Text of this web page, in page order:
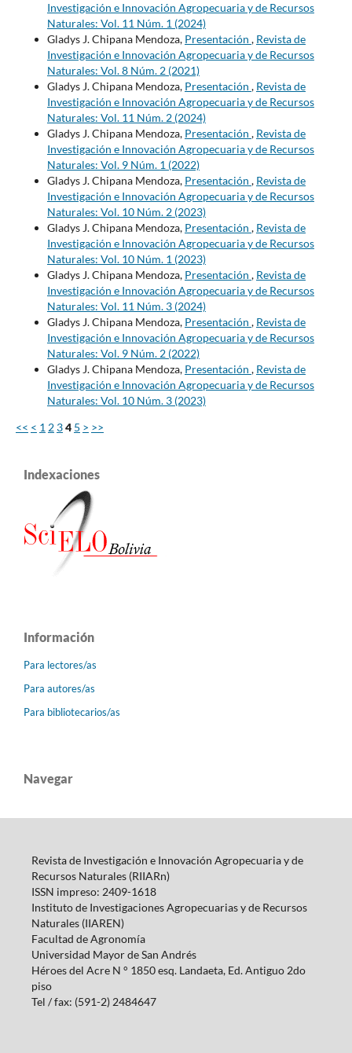
Investigación e Innovación Agropecuaria y de Recursos
Naturales: Vol. 11 Núm. 1 (2024)
Gladys J. Chipana Mendoza, Presentación , Revista de
Investigación e Innovación Agropecuaria y de Recursos
Naturales: Vol. 8 Núm. 2 (2021)
Gladys J. Chipana Mendoza, Presentación , Revista de
Investigación e Innovación Agropecuaria y de Recursos
Naturales: Vol. 11 Núm. 2 (2024)
Gladys J. Chipana Mendoza, Presentación , Revista de
Investigación e Innovación Agropecuaria y de Recursos
Naturales: Vol. 9 Núm. 1 (2022)
Gladys J. Chipana Mendoza, Presentación , Revista de
Investigación e Innovación Agropecuaria y de Recursos
Naturales: Vol. 10 Núm. 2 (2023)
Gladys J. Chipana Mendoza, Presentación , Revista de
Investigación e Innovación Agropecuaria y de Recursos
Naturales: Vol. 10 Núm. 1 (2023)
Gladys J. Chipana Mendoza, Presentación , Revista de
Investigación e Innovación Agropecuaria y de Recursos
Naturales: Vol. 11 Núm. 3 (2024)
Gladys J. Chipana Mendoza, Presentación , Revista de
Investigación e Innovación Agropecuaria y de Recursos
Naturales: Vol. 9 Núm. 2 (2022)
Gladys J. Chipana Mendoza, Presentación , Revista de
Investigación e Innovación Agropecuaria y de Recursos
Naturales: Vol. 10 Núm. 3 (2023)
<< < 1 2 34 5 > >>
Indexaciones
Información
Para lectores/as
Para autores/as
Para bibliotecarios/as
Navegar
Revista de Investigación e Innovación Agropecuaria y de
Recursos Naturales (RIIARn)
ISSN impreso: 2409-1618
Instituto de Investigaciones Agropecuarias y de Recursos
Naturales (IIAREN)
Facultad de Agronomía
Universidad Mayor de San Andrés
Héroes del Acre N ° 1850 esq. Landaeta, Ed.Antiguo 2do
piso
Tel / fax: (591-2) 2484647